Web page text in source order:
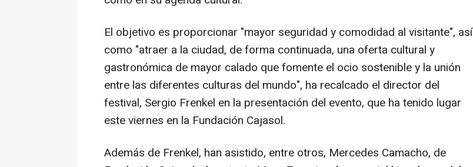
El objetivo es proporcionar "mayor seguridad y comodidad al visitante", así
como "atraer a la ciudad, de forma continuada, una oferta cultural y
gastronómica de mayor calado que fomente el ocio sostenible y la unión
entre las diferentes culturas del mundo", ha recalcado el director del
festival, Sergio Frenkel en la presentación del evento, que ha tenido lugar
este viernes en la Fundación Cajasol.
Además de Frenkel, han asistido, entre otros, Mercedes Camacho, de